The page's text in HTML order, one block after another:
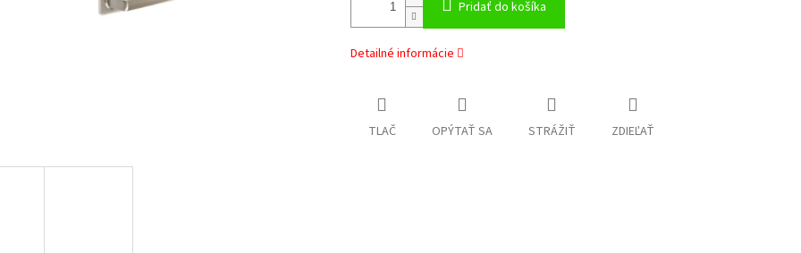
Pridať do košíka
Detailné informácie
TLAČ OPÝTAŤ SA STRÁŽIŤ ZDIEĽAŤ